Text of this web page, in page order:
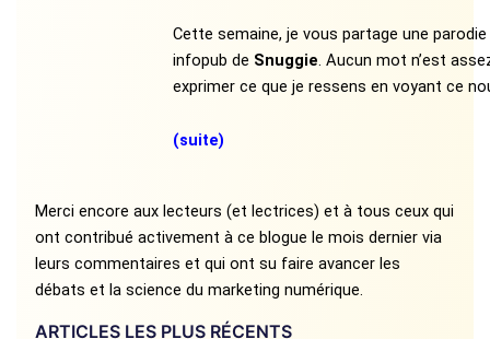
Cette semaine, je vous partage une
infopub de Snuggie . Aucun mot n’est
exprimer ce que je ressens en voyant ce
(suite)
Merci encore aux lecteurs (et lectrices) et à tous ceux qui
ont contribué activement à ce blogue le mois dernier via
leurs commentaires et qui ont su faire avancer les
débats et la science du marketing numérique.
ARTICLES LES PLUS RÉCENTS